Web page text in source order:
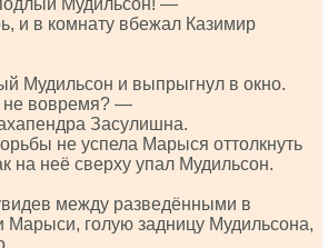
Мудильсон! —
и в комнату вбежал Казимир
Мудильсон и выпрыгнул в окно.
вовремя? —
Засулишна.
не успела Марыся оттолкнуть
на неё сверху упал Мудильсон.
между разведёнными в
Марыси, голую задницу Мудильсона,